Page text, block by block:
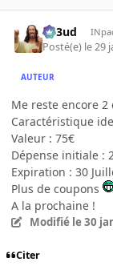
Sp3ud
Posté(e) le 29
AUTEUR
Me reste encore
Caractéristique
Valeur : 75€
Dépense initiale :
Expiration : 30
Plus de coupons
A la prochaine !
Modifié le 30
Citer